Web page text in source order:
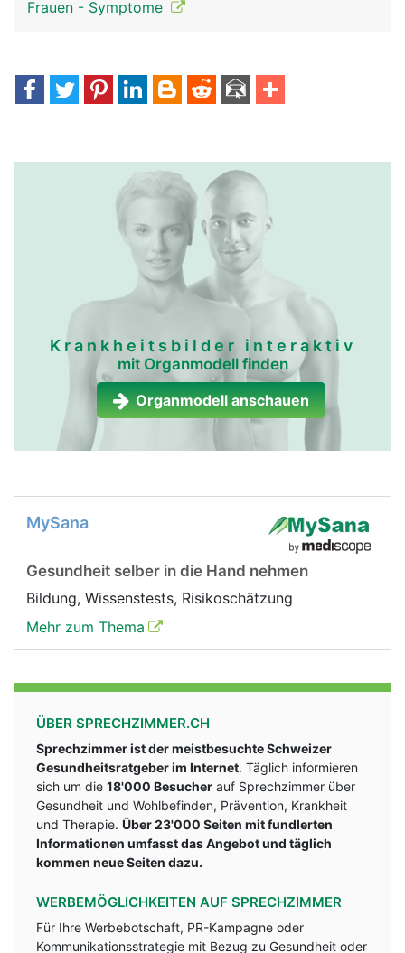
Frauen - Symptome
Krankheitsbilder interaktiv
mit Organmodell finden
Organmodell anschauen
MySana
Gesundheit selber in die Hand nehmen
Bildung, Wissenstests, Risikoschätzung
Mehr zum Thema
ÜBER SPRECHZIMMER.CH
Sprechzimmer ist der meistbesuchte Schweizer
Gesundheitsratgeber im Internet. Täglich informieren
sich um die 18'000 Besucher auf Sprechzimmer über
Gesundheit und Wohlbefinden, Prävention, Krankheit
und Therapie. Über 23'000 Seiten mit fundlerten
Informationen umfasst das Angebot und täglich
kommen neue Seiten dazu.
WERBEMÖGLICHKEITEN AUF SPRECHZIMMER
Für Ihre Werbebotschaft, PR-Kampagne oder
Kommunikationsstrategie mit Bezug zu Gesundheit oder